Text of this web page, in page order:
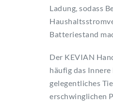
Ladung, sodass
Batteriestand
Der KEVIAN
häufig das
gelegentliches
erschwinglichen